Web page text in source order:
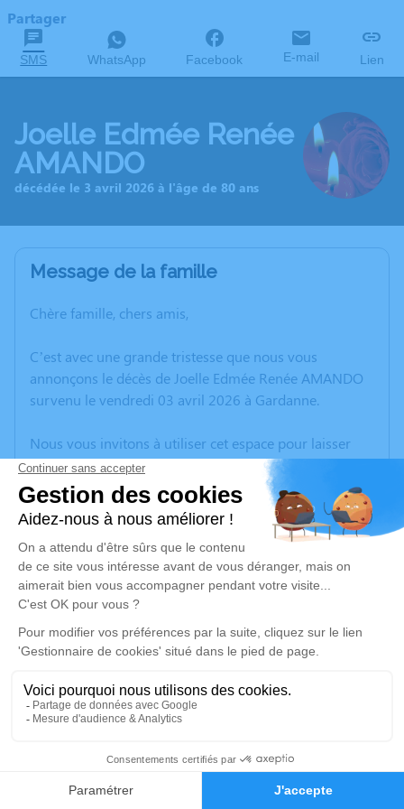
Faire-part Hommages
Partager
SMS WhatsApp Facebook E-mail Lien
Joelle Edmée Renée
AMANDO
décédée le 3 avril 2026 à l'âge de 80 ans
Message de la famille
Chère famille, chers amis,
C’est avec une grande tristesse que nous vous
annonçons le décès de Joelle Edmée Renée AMANDO
survenu le vendredi 03 avril 2026 à Gardanne.
Nous vous invitons à utiliser cet espace pour laisser
vos condoléances, partager des photos souvenirs, une
anecdote ou exprimer vos pensées à travers des
poèmes ou des textes. Cet endroit est un lieu
d'expression dédié à honorer la mémoire de Joelle
Edmée Renée AMANDO.
Un service de plantation d’arbre hommage est
disponible ici.
Je rends hommage
Crémation
Crématorium de Provence et Parc Mémorial
de Provence d'Aix-en-Provence